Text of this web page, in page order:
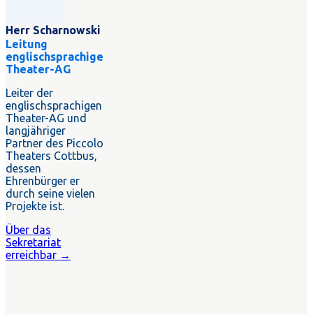
Herr Scharnowski
Leitung
englischsprachige
Theater-AG
Leiter der
englischsprachigen
Theater-AG und
langjähriger
Partner des Piccolo
Theaters Cottbus,
dessen
Ehrenbürger er
durch seine vielen
Projekte ist.
Über das
Sekretariat
erreichbar →